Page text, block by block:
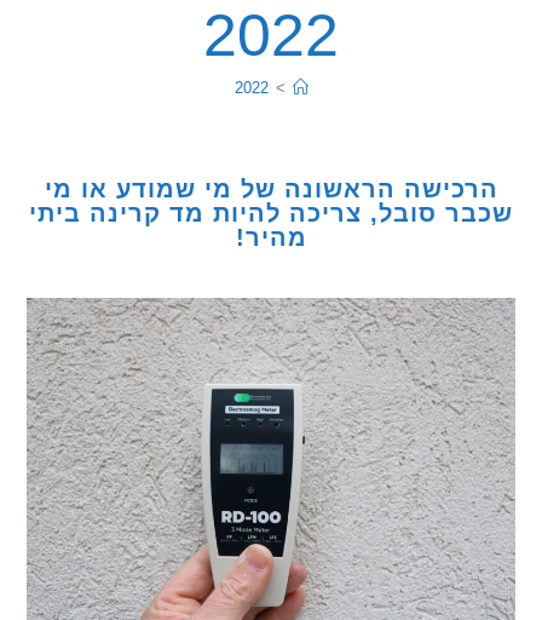
2022
2022
הראשונה של מי שמודע או מי
סובל, צריכה להיות מד קרינה ביתי
מהיר!